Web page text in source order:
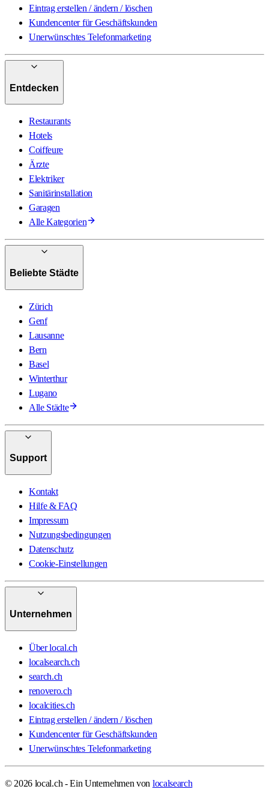
Eintrag erstellen / ändern / löschen
Kundencenter für Geschäftskunden
Unerwünschtes Telefonmarketing
Entdecken
Restaurants
Hotels
Coiffeure
Ärzte
Elektriker
Sanitärinstallation
Garagen
Alle Kategorien
Beliebte Städte
Zürich
Genf
Lausanne
Bern
Basel
Winterthur
Lugano
Alle Städte
Support
Kontakt
Hilfe & FAQ
Impressum
Nutzungsbedingungen
Datenschutz
Cookie-Einstellungen
Unternehmen
Über local.ch
localsearch.ch
search.ch
renovero.ch
localcities.ch
Eintrag erstellen / ändern / löschen
Kundencenter für Geschäftskunden
Unerwünschtes Telefonmarketing
© 2026 local.ch - Ein Unternehmen von localsearch